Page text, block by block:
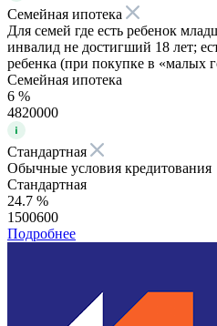
Семейная ипотека
Для семей где есть ребенок
инвалид не достигший 18 лет;
ребенка (при покупке в «малых
Семейная ипотека
6 %
4820000
Стандартная
Обычные условия кредитования
Стандартная
24.7 %
1500600
Подробнее